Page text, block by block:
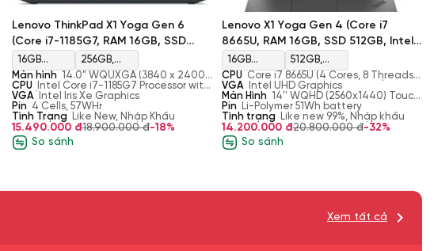
Lenovo ThinkPad X1 Yoga Gen 6
(Core i7-1185G7, RAM 16GB, SSD
256GB, Intel Iris Xe Graphics, Màn
14'' UHD 4K Touch)
16GB
LPDDR4x
4266MHz
(soldered)
256GB,
M.2, PCIe
NVMe, SSD
Màn hình 14.0" WQUXGA (3840 x 2400)
IPS, anti-reflective, anti-smudge,
touchscreen with Dolby Vision, HDR 400,
500nits
CPU
Intel Core i7-1185G7 Processor with
vPro (3.00 GHz, up to 4.80 GHz with
Turbo Boost, 4 Cores, 8 Threads, 12 MB
Cache)
VGA
Intel Iris Xe Graphics
Pin 4 Cells, 57WHr
Tình Trạng
Like New, Nhập Khẩu
15.490.000 đ18.900.000 đ-18%
So sánh
Lenovo X1 Yoga Gen 4 (Core i7
8665U, RAM 16GB, SSD 512GB, Intel
UHD Graphics, Màn 14'' WQHD Touch)
16GB
LPDDR3
2133 MHz
512GB,
M.2, PCIe
NVMe, SSD
CPU Core i7 8665U (4 Cores, 8 Threads,
1.9GHz up to 4.8GHz, 8MB Cache)
VGA
Intel UHD Graphics
Màn Hình 14'' WQHD (2560x1440) Touch,
IPS, 300 nits, Anti-reflection Anti-
smudge, 16:9, 72% NTSC
Pin
Li-Polymer 51Wh battery
Tình trạng
Like new 99%, Nhập khẩu
14.200.000 đ20.800.000 đ-32%
So sánh
Xem tất cả